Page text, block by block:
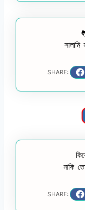
SHARE:
নাকি
SHARE: